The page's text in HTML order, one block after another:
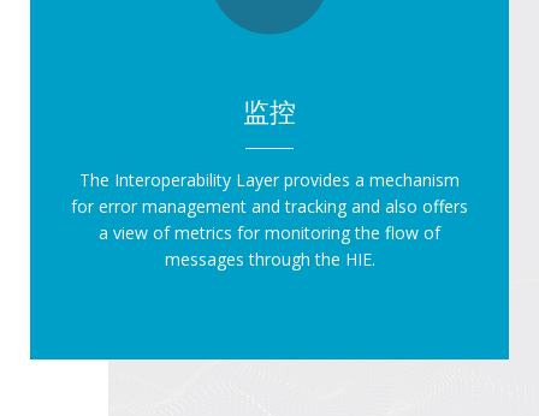
监控
The Interoperability Layer provides a mechanism
for error management and tracking and also offers
a view of metrics for monitoring the flow of
messages through the HIE.